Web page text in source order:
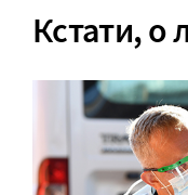
Кстати, о